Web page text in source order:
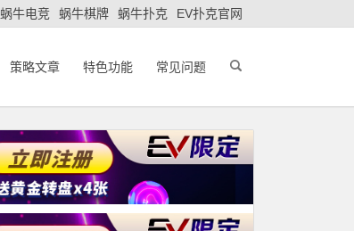
蜗牛电竞 蜗牛棋牌 蜗牛扑克 EV扑克官网
策略文章 特色功能 常见问题